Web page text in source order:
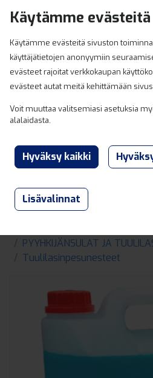
Käytämme evästeitä
Käytämme evästeitä sivuston
käyttäjätietojen anonyymiin
evästeet rajoitat verkkokaupan
evästeet autat meitä kehittämään
Voit muuttaa valitsemiasi asetuksia
alalaidasta.
Lisävalinnat
PYYHKIJÄNSULAT JA
Tuulilasinpesunesteet